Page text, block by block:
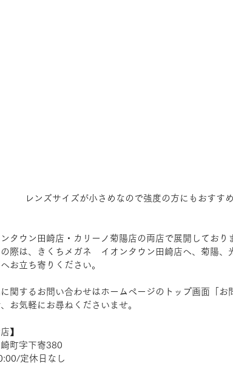
レンズサイズが小さめなので強度の方にもおすすめ
タウン田崎店・カリーノ菊陽店の両店で展開しており
際は、きくちメガネ　イオンタウン田崎店へ、菊陽、
お立ち寄りください。
関するお問い合わせはホームページのトップ画面「お
お気軽にお尋ねくださいませ。
】
町字下寄380
定休日なし